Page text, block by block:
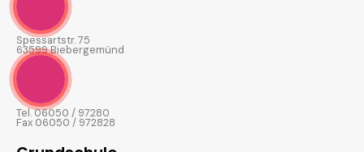
Spessartstr. 75
63599 Biebergemünd
Tel. 06050 / 97280
Fax 06050 / 972828